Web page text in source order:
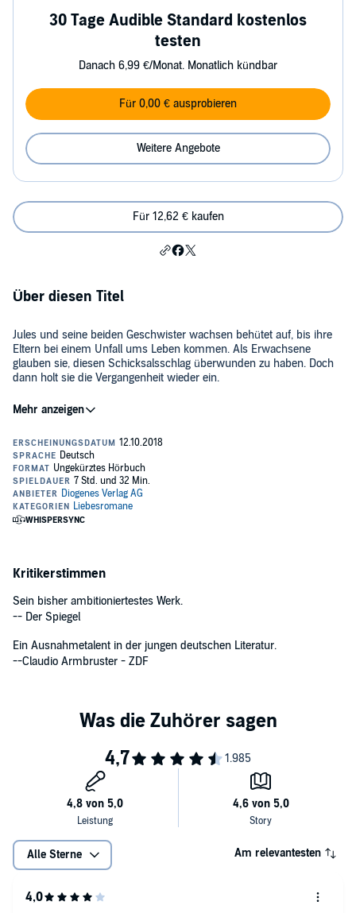
30 Tage Audible Standard kostenlos
testen
Danach 6,99 €/Monat. Monatlich kündbar
Für 0,00 € ausprobieren
Weitere Angebote
Für 12,62 € kaufen
Über diesen Titel
Jules und seine beiden Geschwister wachsen behütet auf, bis ihre
Eltern bei einem Unfall ums Leben kommen. Als Erwachsene
glauben sie, diesen Schicksalsschlag überwunden zu haben. Doch
dann holt sie die Vergangenheit wieder ein.
Ein berührender Roman über das Überwinden von Verlust und
unveränderlich ist. Und vor allem: eine große Liebesgeschichte.
©2016 Diogenes (P)2018 Diogenes
Kritikerstimmen
Sein bis­her am­bi­tio­nier­tes­tes Werk.
-- Der Spiegel
Ein Ausnahmetalent in der jungen deutschen Literatur.
--Claudio Armbruster - ZDF
Alle Sterne Am relevantesten